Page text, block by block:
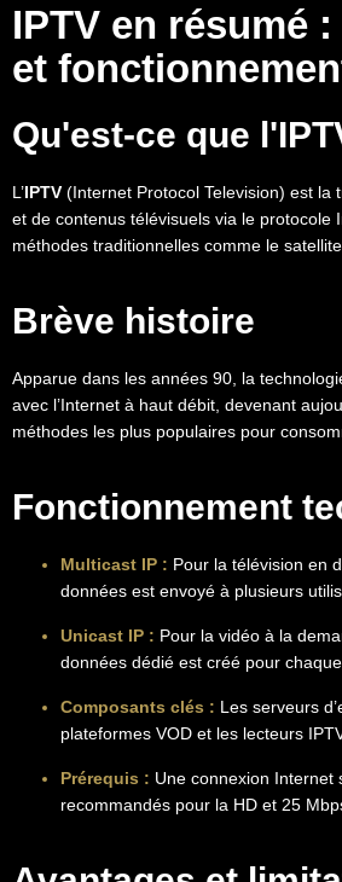
IPTV en résumé
et
Qu'est-ce que
L’IPTV (Internet Protocol Television) est la
et de contenus télévisuels via le protocole
méthodes traditionnelles comme le
Brève histoire
Apparue dans les années 90, la
avec l’Internet à haut débit, devenant
méthodes les plus populaires pour
Fonctionnement
Multicast IP : Pour la télévision en
données est envoyé à plusieurs
Unicast IP : Pour la vidéo à la
données dédié est créé pour
Composants clés : Les serveurs
plateformes VOD et les lecteurs
Prérequis : Une connexion Internet
recommandés pour la HD et 25